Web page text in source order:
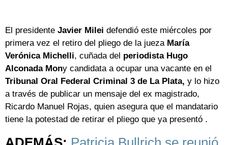
El presidente Javier Milei defendió este miércoles por
primera vez el retiro del pliego de la juezaMaría
Verónica Michelli, cuñada del periodista Hugo
Alconada Mony candidata a ocupar una vacante en el
Tribunal Oral Federal Criminal 3 de La Plata, y lo hizo
a través de publicar un mensaje del ex magistrado,
Ricardo Manuel Rojas, quien asegura que el mandatario
tiene la potestad de retirar el pliego que ya presentó .